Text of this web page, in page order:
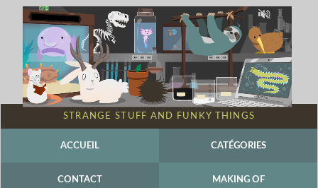
STRANGE STUFF AND FUNKY THINGS
ACCUEIL CATÉGORIES
CONTACT MAKING OF